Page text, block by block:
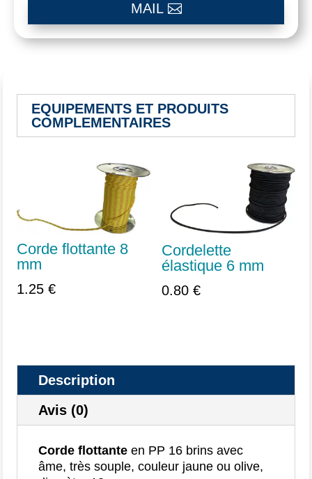
MAIL
EQUIPEMENTS ET PRODUITS
COMPLEMENTAIRES
Corde flottante 8
mm
1.25€
Cordelette
élastique 6 mm
0.80 €
Description
Avis (0)
Corde flottante en PP 16 brins avec
âme, très souple, couleur jaune ou olive,